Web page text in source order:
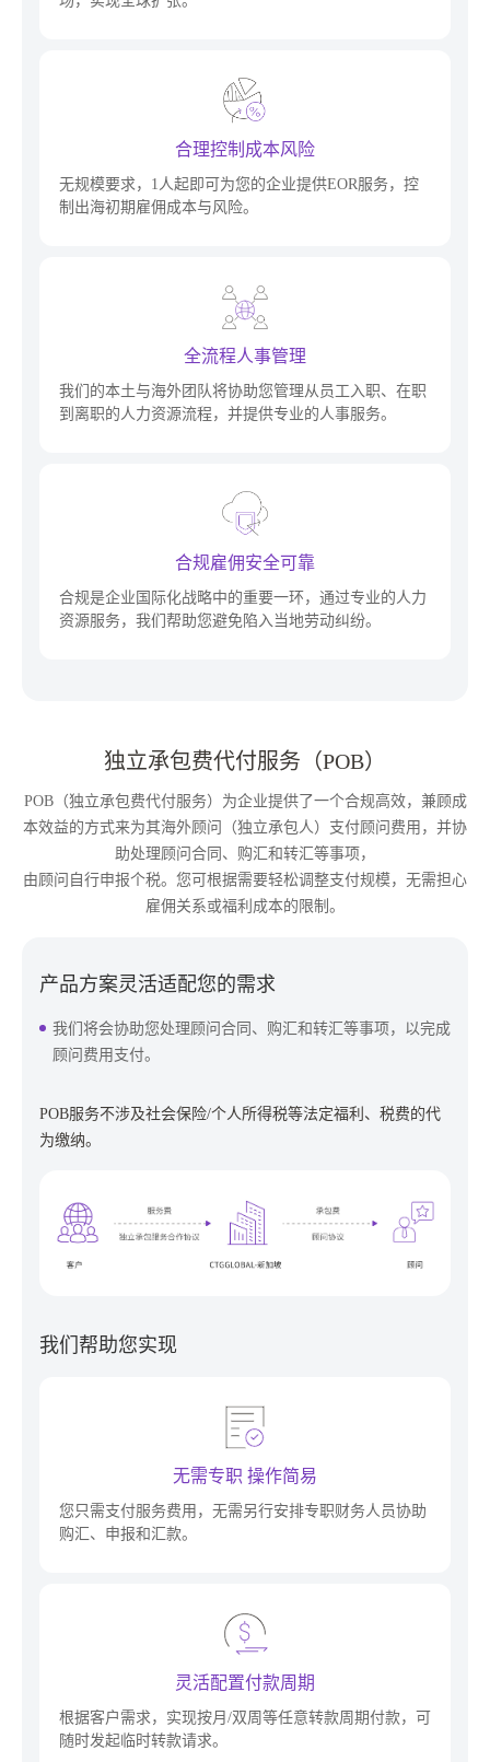
合理控制成本风险
无规模要求，1人起即可为您的企业提供EOR服务，控
制出海初期雇佣成本与风险。
全流程人事管理
我们的本土与海外团队将协助您管理从员工入职、在职
到离职的人力资源流程，并提供专业的人事服务。
合规雇佣安全可靠
合规是企业国际化战略中的重要一环，通过专业的人力
资源服务，我们帮助您避免陷入当地劳动纠纷。
独立承包费代付服务（POB）
POB（独立承包费代付服务）为企业提供了一个合规高效，兼顾成
本效益的方式来为其海外顾问（独立承包人）支付顾问费用，并协
助处理顾问合同、购汇和转汇等事项，
由顾问自行申报个税。您可根据需要轻松调整支付规模，无需担心
雇佣关系或福利成本的限制。
产品方案灵活适配您的需求
我们将会协助您处理顾问合同、购汇和转汇等事项，以完成
顾问费用支付。
POB服务不涉及社会保险/个人所得税等法定福利、税费的代
为缴纳。
我们帮助您实现
无需专职 操作简易
您只需支付服务费用，无需另行安排专职财务人员协助
购汇、申报和汇款。
灵活配置付款周期
根据客户需求，实现按月/双周等任意转款周期付款，可
随时发起临时转款请求。